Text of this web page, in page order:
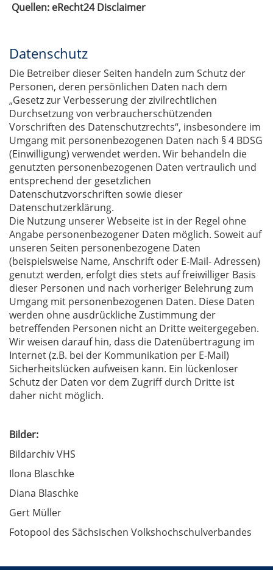
Quellen: eRecht24 Disclaimer
Datenschutz
Die Betreiber dieser Seiten handeln zum Schutz der
Personen, deren persönlichen Daten nach dem
„Gesetz zur Verbesserung der zivilrechtlichen
Durchsetzung von verbraucherschützenden
Vorschriften des Datenschutzrechts“, insbesondere im
Umgang mit personenbezogenen Daten nach § 4 BDSG
(Einwilligung) verwendet werden. Wir behandeln die
genutzten personenbezogenen Daten vertraulich und
entsprechend der gesetzlichen
Datenschutzvorschriften sowie dieser
Datenschutzerklärung.
Die Nutzung unserer Webseite ist in der Regel ohne
Angabe personenbezogener Daten möglich. Soweit auf
unseren Seiten personenbezogene Daten
(beispielsweise Name, Anschrift oder E-Mail- Adressen)
genutzt werden, erfolgt dies stets auf freiwilliger Basis
dieser Personen und nach vorheriger Belehrung zum
Umgang mit personenbezogenen Daten. Diese Daten
werden ohne ausdrückliche Zustimmung der
betreffenden Personen nicht an Dritte weitergegeben.
Wir weisen darauf hin, dass die Datenübertragung im
Internet (z.B. bei der Kommunikation per E-Mail)
Sicherheitslücken aufweisen kann. Ein lückenloser
Schutz der Daten vor dem Zugriff durch Dritte ist
daher nicht möglich.
Bilder:
Bildarchiv VHS
Ilona Blaschke
Diana Blaschke
Gert Müller
Fotopool des Sächsischen Volkshochschulverbandes